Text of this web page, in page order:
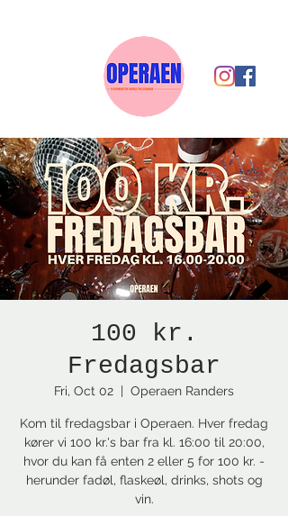
100 kr.
Fredagsbar
Fri, Oct 02
  |
Operaen Randers
Kom til fredagsbar i Operaen. Hver fredag
kører vi 100 kr.'s bar fra kl. 16:00 til 20:00,
hvor du kan få enten 2 eller 5 for 100 kr. -
herunder fadøl, flaskeøl, drinks, shots og
vin.